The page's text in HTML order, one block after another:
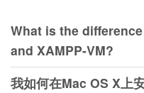
索..
What is the
and XAMPP-VM?
我如何在Mac OS X上